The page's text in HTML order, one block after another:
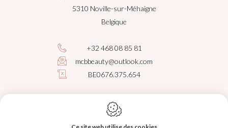
5310 Noville-sur-Méhaigne
Belgique
+32 468 08 85 81
mcbbeauty@outlook.com
BE0676.375.654